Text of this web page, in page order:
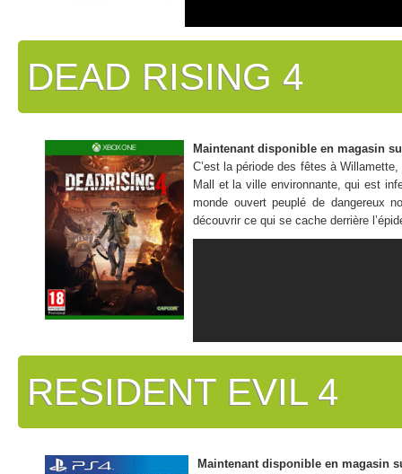
DEAD RISING 4
Maintenant disponible en magasin
C’est la période des fêtes à
Mall et la ville environnante, qui est
monde ouvert peuplé de dangereux
découvrir ce qui se cache derrière
RESIDENT EVIL 4
Maintenant disponible en magasin